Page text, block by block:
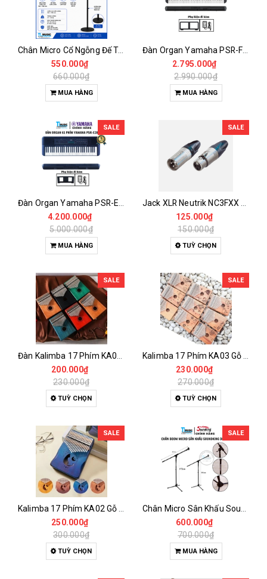
Chân Micro Cổ Ngỗng Đế Tròn Newnabie (BOYONG) NB-213 – Điều Chỉnh Cao 960-1780mm
550.000₫
660.000₫
MUA HÀNG
2.795.000₫
2.990.000₫
MUA HÀNG
SALE
4.200.000₫
5.000.000₫
MUA HÀNG
SALE
125.000₫
150.000₫
TUỲ CHỌN
SALE
200.000₫
230.000₫
TUỲ CHỌN
SALE
230.000₫
270.000₫
TUỲ CHỌN
SALE
250.000₫
300.000₫
TUỲ CHỌN
SALE
600.000₫
700.000₫
MUA HÀNG